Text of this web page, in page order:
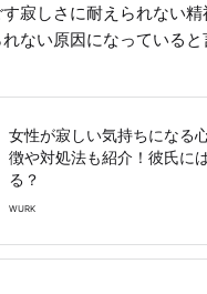
寂しさに耐えられない精
ない原因になっていると
女性が寂しい気持ちになる
徴や対処法も紹介！彼氏に
る？
WURK